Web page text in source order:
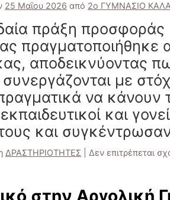
25 Μαΐου 2026 από 2ο ΓΥΜΝΑΣΙΟ
πράξη προσφοράς
πραγματοποιήθηκε
αποδεικνύοντας
με
να κάνουν
και
και
ΔΡΑΣΤΗΡΙΟΤΗΤΕΣ Δεν επιτρέπεται
στην Αργολική